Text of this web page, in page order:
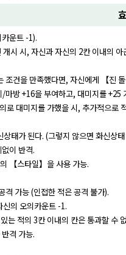
운트 -1).
개시 시, 자신과 자신의 2칸 이내의
조건을 만족했다면, 자신에게 【진
마방 +16을 부여하고, 대미지를
로 대미지를 가했을 시, 추가적으로
태가 된다. (그렇지 않으면 화신상
이 반격.
【스타일】을 사용 가능.
격 가능 (인접한 적은 공격 불가).
의 오의카운트 -1.
는 적의 3칸 이내의 칸은 통과할 수
격 가능.